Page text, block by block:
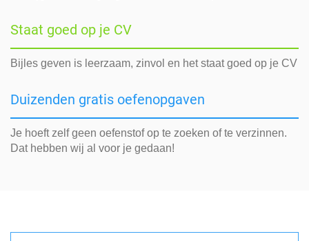
Staat goed op je CV
Bijles geven is leerzaam, zinvol en het staat goed op je CV
Duizenden gratis oefenopgaven
Je hoeft zelf geen oefenstof op te zoeken of te verzinnen.
Dat hebben wij al voor je gedaan!